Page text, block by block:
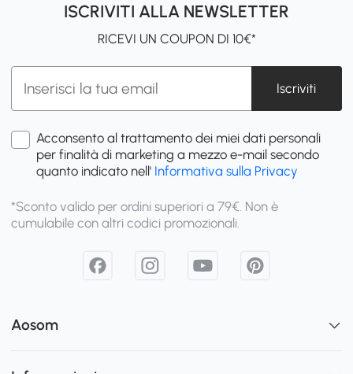
ISCRIVITI ALLA NEWSLETTER
RICEVI UN COUPON DI 10€*
Iscriviti
Acconsento al trattamento dei miei dati personali
per finalità di marketing a mezzo e-mail secondo
quanto indicato nell' Informativa sulla Privacy
*Sconto valido per ordini superiori a 79€. Non è
cumulabile con altri codici promozionali.
Aosom